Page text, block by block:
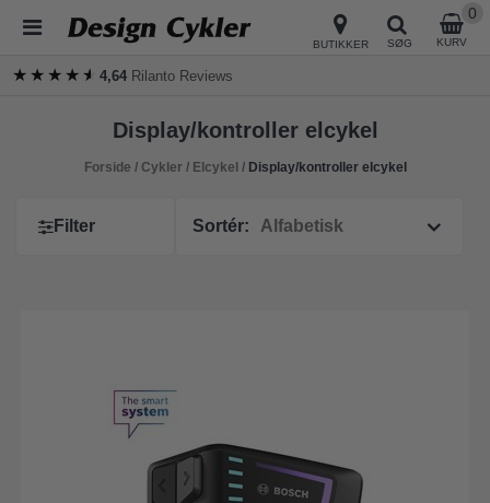
BUTIKKER SØG KURV
0
★★★★★
★★★★★4,64 Rilanto Reviews
Display/kontroller elcykel
Forside / Cykler/ Elcykel / Display/kontroller elcykel
Filter Sortér: